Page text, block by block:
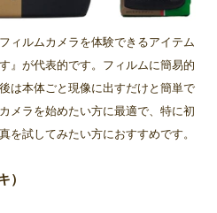
ィルムカメラを体験できるアイテム
』が代表的です。フィルムに簡易的
は本体ごと現像に出すだけと簡単で
メラを始めたい方に最適で、特に初
を試してみたい方におすすめです。
）